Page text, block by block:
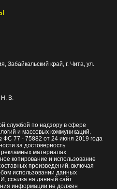
Забайкальский край, г. Чита ул.
В.
службой по надзору в сфере
и массовых коммуникаций.
77 - 75882 от 24 июня 2019 года
за достоверность
материалах
копирование и использование
произведений, включая
использовании данных
ссылка на данный сайт
информации не должен